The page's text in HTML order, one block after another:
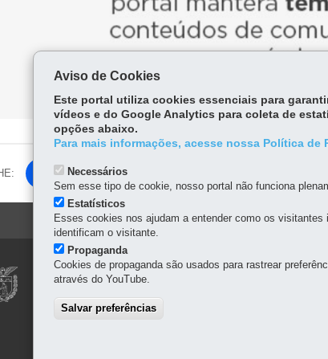
Fa
ce
ok
Tw
itt
er
SECRETARIA DA CULTURA
Rua Cruz Machado, 58 - 4º Andar
Aviso de Cookies
Este portal utiliza cookies essenciais para
vídeos e do Google Analytics para coleta de
opções abaixo.
Para mais informações, acesse nossa Política de
Necessários
Sem esse tipo de cookie, nosso portal não funciona
Estatísticos
Esses cookies nos ajudam a entender como os
identificam o visitante.
Propaganda
Cookies de propaganda são usados para rastrear
através do YouTube.
Salvar preferências